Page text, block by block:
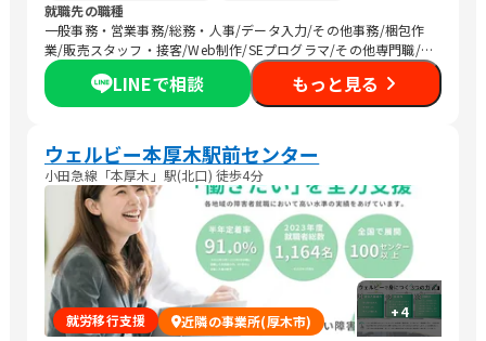
就職先の職種
一般事務・営業事務/総務・人事/データ入力/その他事務/梱包作
業/販売スタッフ・接客/Web制作/SEプログラマ/その他専門職/清
掃/農作業
LINEで相談 もっと見る
ウェルビー本厚木駅前センター
小田急線「本厚木」駅(北口) 徒歩4分
+4
就労移行支援 近隣の事業所(厚木市)